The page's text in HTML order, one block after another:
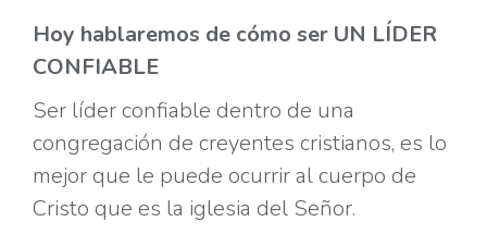
Hoy hablaremos de cómo ser UN LÍDER
CONFIABLE
Ser líder confiable dentro de una
congregación de creyentes cristianos, es lo
mejor que le puede ocurrir al cuerpo de
Cristo que es la iglesia del Señor.